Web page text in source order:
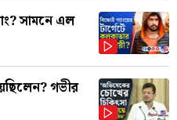
সামনে এল
গভীর